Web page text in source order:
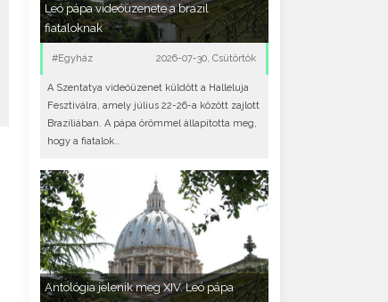
Leó pápa videóüzenete a brazil
fiataloknak
#Egyház 2026-07-30, Csütörtök
A Szentatya videóüzenet küldött a Halleluja
Fesztiválra, amely július 22-26-a között zajlott
Brazíliában. A pápa örömmel állapította meg,
hogy a fiatalok..
Antológia jelenik meg XIV. Leó pápa